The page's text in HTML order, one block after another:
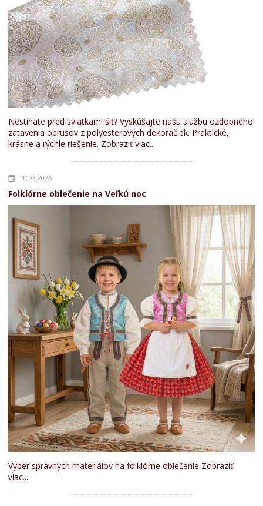
Nestíhate pred sviatkami šiť? Vyskúšajte našu službu ozdobného
zatavenia obrusov z polyesterových dekoračiek. Praktické,
krásne a rýchle riešenie. Zobraziť viac...
10.03.2026
Folklórne oblečenie na Veľkú noc
Výber správnych materiálov na folklórne oblečenie Zobraziť
viac...